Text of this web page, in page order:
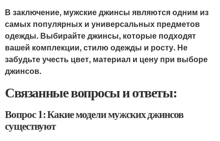
В заключение, мужские джинсы являются одним из
самых популярных и универсальных предметов
одежды. Выбирайте джинсы, которые подходят
вашей комплекции, стилю одежды и росту. Не
забудьте учесть цвет, материал и цену при выборе
джинсов.
Связанные вопросы и ответы:
Вопрос 1: Какие модели мужских джинсов
существуют